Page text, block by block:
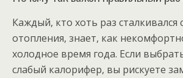
Каждый, кто хоть раз сталкивался
отопления, знает, как
холодное время года. Если
слабый калорифер, вы рискуете